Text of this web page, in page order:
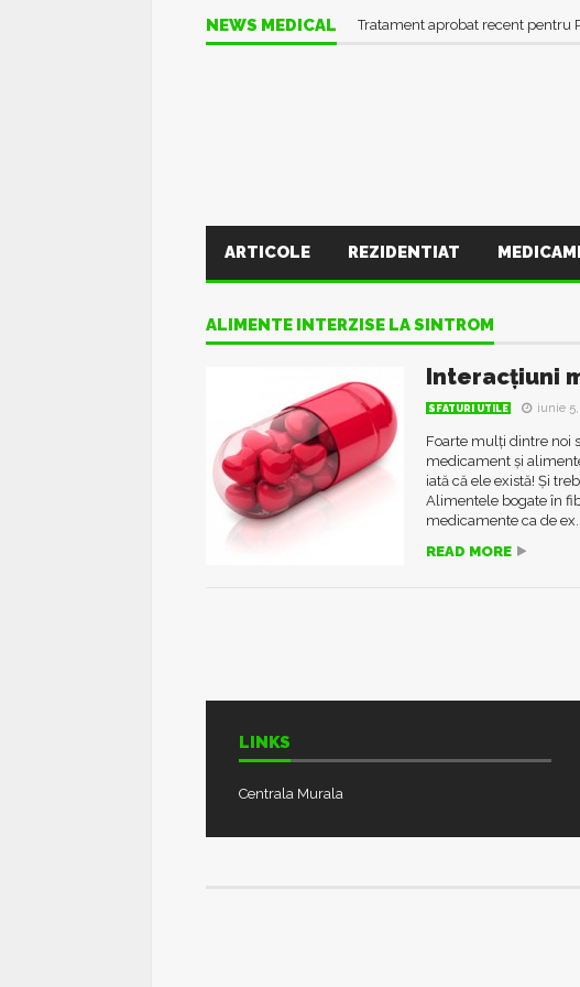
NEWS MEDICAL Tratament aprobat recent pentru
ARTICOLE REZIDENTIAT
ALIMENTE INTERZISE LA SINTROM
Interacțiuni
SFATURI UTILE iunie 5,
Foarte mulți dintre noi
medicament și
iată că ele există! Și
Alimentele bogate în
medicamente ca de
READ MORE
LINKS
Centrala Murala